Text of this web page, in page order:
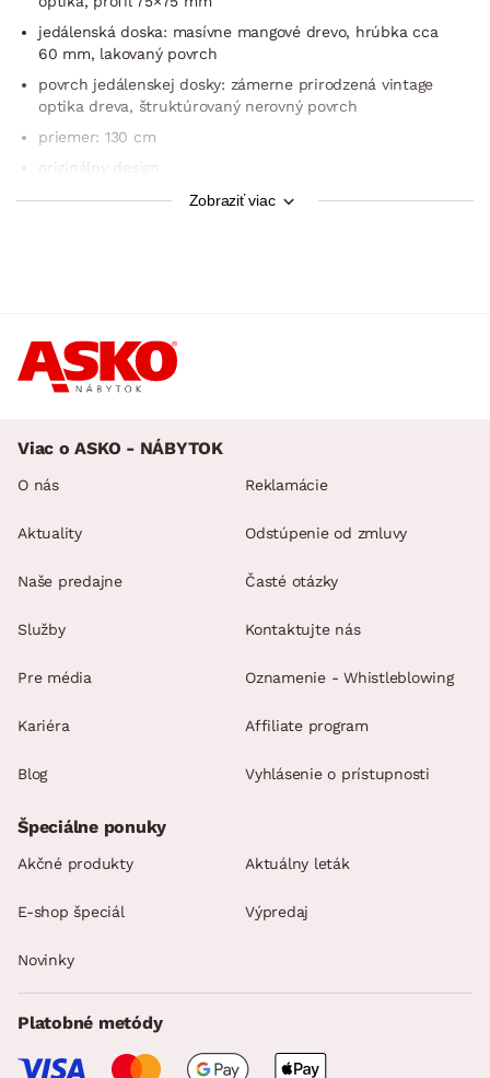
jedálenská doska: masívne mangové drevo, hrúbka cca
60 mm, lakovaný povrch
povrch jedálenskej dosky: zámerne prirodzená vintage
optika dreva, štruktúrovaný nerovný povrch
priemer: 130 cm
originálny design
mohutný vzhľad
Zobraziť viac
Viac o ASKO - NÁBYTOK
O nás
Aktuality
Naše predajne
Služby
Pre média
Kariéra
Blog
Reklamácie
Odstúpenie od zmluvy
Časté otázky
Kontaktujte nás
Oznamenie - Whistleblowing
Affiliate program
Vyhlásenie o prístupnosti
Špeciálne ponuky
Akčné produkty Aktuálny leták
E-shop špeciál Výpredaj
Novinky
Platobné metódy